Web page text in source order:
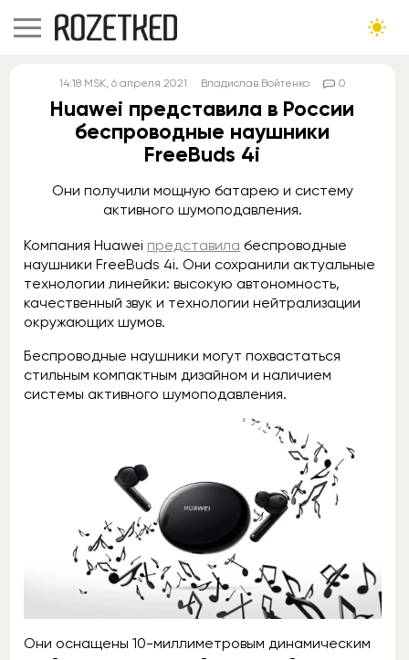
14:18 MSK, 6 апреля 2021 Владислав Войтенко 0
Huawei представила в России
беспроводные наушники
FreeBuds 4i
Они получили мощную батарею и систему
активного шумоподавления.
Компания Huawei представила беспроводные
наушники FreeBuds 4i. Они сохранили актуальные
технологии линейки: высокую автономность,
качественный звук и технологии нейтрализации
окружающих шумов.
Беспроводные наушники могут похвастаться
стильным компактным дизайном и наличием
системы активного шумоподавления.
Они оснащены 10-миллиметровым динамическим